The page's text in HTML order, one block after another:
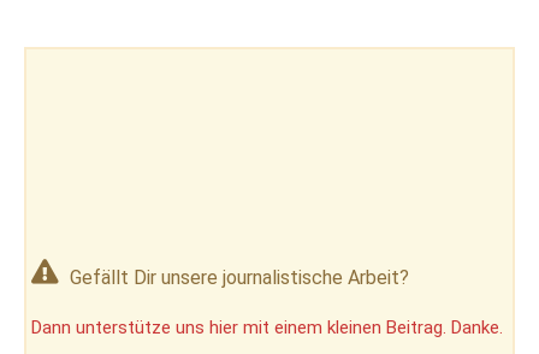
Gefällt Dir unsere journalistische Arbeit?
Dann unterstütze uns hier mit einem kleinen Beitrag. Danke.